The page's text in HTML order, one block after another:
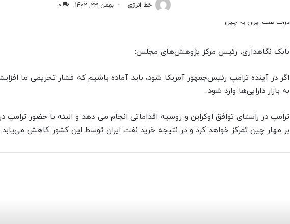
خط انرژی بهمن 23, 1402 0
بابک نگاهداری، رئیس مرکز پژوهش‌های مجلس:
اگر در آینده ترامپ رئیس‌جمهور آمریکا شود، باید آماده باشیم که فشار تحریمی ما
به بازار دارایی‌ها وارد شود.
ترامپ در راستای توافق اوکراین و روسیه اقداماتی انجام می دهد و البته با حضور ترامپ
بر مهار چین تمرکز خواهد کرد و در نتیجه خرید نفت ایران توسط این کشور کاهش می‌یابد.